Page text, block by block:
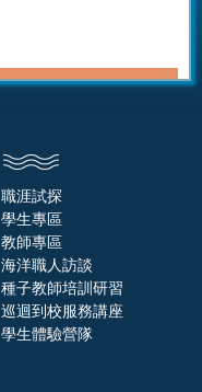
職涯試探
學生專區
教師專區
海洋職人訪談
種子教師培訓研習
巡迴到校服務講座
學生體驗營隊